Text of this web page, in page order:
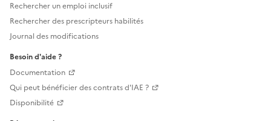
Rechercher un emploi inclusif
Rechercher des prescripteurs habilités
Journal des modifications
Besoin d'aide ?
Documentation
Qui peut bénéficier des contrats d'IAE ?
Disponibilité